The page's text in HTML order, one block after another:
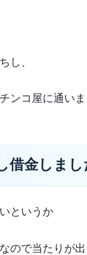
し、
ンコ屋に通いま
借金しまし
というか
ので当たりが